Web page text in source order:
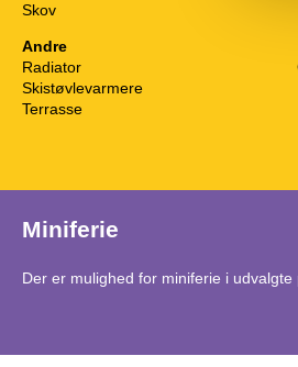
Skov
Andre
Radiator
Skistøvlevarmere
Terrasse
Miniferie
Der er mulighed for miniferie i